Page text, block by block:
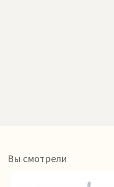
Вы смотрели